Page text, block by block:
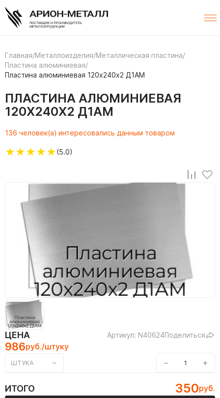
Главная/Металлоизделия/Металлическая пластина/
Пластина алюминиевая/
Пластина алюминиевая 120х240х2 Д1АМ
ПЛАСТИНА АЛЮМИНИЕВАЯ
120Х240Х2 Д1АМ
136 человек(а) интересовались данным товаром
★★★★★(5.0)
ЦЕНА Артикул: N40624Поделиться
986руб./штуку
ШТУКА − +
ИТОГО 350руб.